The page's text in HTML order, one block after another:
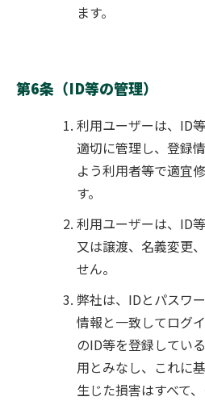
ます。
第6条（ID等の管理）
利用ユーザーは、ID
適切に管理し、登録
よう利用者等で適宜
す。
利用ユーザーは、ID
又は譲渡、名義変更
せん。
弊社は、IDとパスワ
情報と一致してログ
のID等を登録してい
用とみなし、これに
生じた損害はすべて